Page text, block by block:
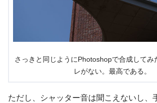
さっきと同じようにPhotoshopで合成してみ
レがない。最高である。
ただし、シャッター音は聞こえないし、